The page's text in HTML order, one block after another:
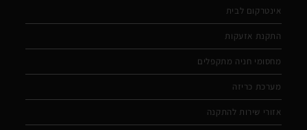
אינטרקום לבית
התקנת אזעקות
מחסומי חניה מתקפלים
מערכת כריזה
אזורי שירות להתקנה